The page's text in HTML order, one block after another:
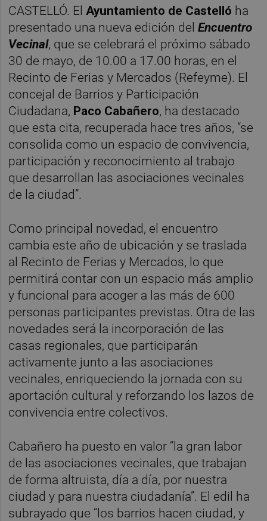
CASTELLÓ. El Ayuntamiento de Castelló ha
presentado una nueva edición delEncuentro
Vecinal, que se celebrará el próximo sábado
30 de mayo, de 10.00 a 17.00 horas, en el
Recinto de Ferias y Mercados (Refeyme). El
concejal de Barrios y Participación
Ciudadana, Paco Cabañero, ha destacado
que esta cita, recuperada hace tres años, “se
consolida como un espacio de convivencia,
participación y reconocimiento al trabajo
que desarrollan las asociaciones vecinales
de la ciudad”.
Como principal novedad, el encuentro
cambia este año de ubicación y se traslada
al Recinto de Ferias y Mercados, lo que
permitirá contar con un espacio más amplio
y funcional para acoger a las más de 600
personas participantes previstas. Otra de las
novedades será la incorporación de las
casas regionales, que participarán
activamente junto a las asociaciones
vecinales, enriqueciendo la jornada con su
aportación cultural y reforzando los lazos de
convivencia entre colectivos.
Cabañero ha puesto en valor “la gran labor
de las asociaciones vecinales, que trabajan
de forma altruista, día a día, por nuestra
ciudad y para nuestra ciudadanía”. El edil ha
subrayado que “los barrios hacen ciudad, y